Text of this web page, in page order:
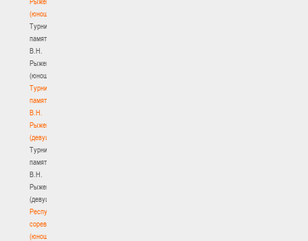
(юноши)
Турнир
памяти
В.Н.
Рыженкова
(юноши)
Турнир
памяти
В.Н.
Рыженкова
(девушки)
Турнир
памяти
В.Н.
Рыженкова
(девушки)
Республиканские
соревнования
(юноши)